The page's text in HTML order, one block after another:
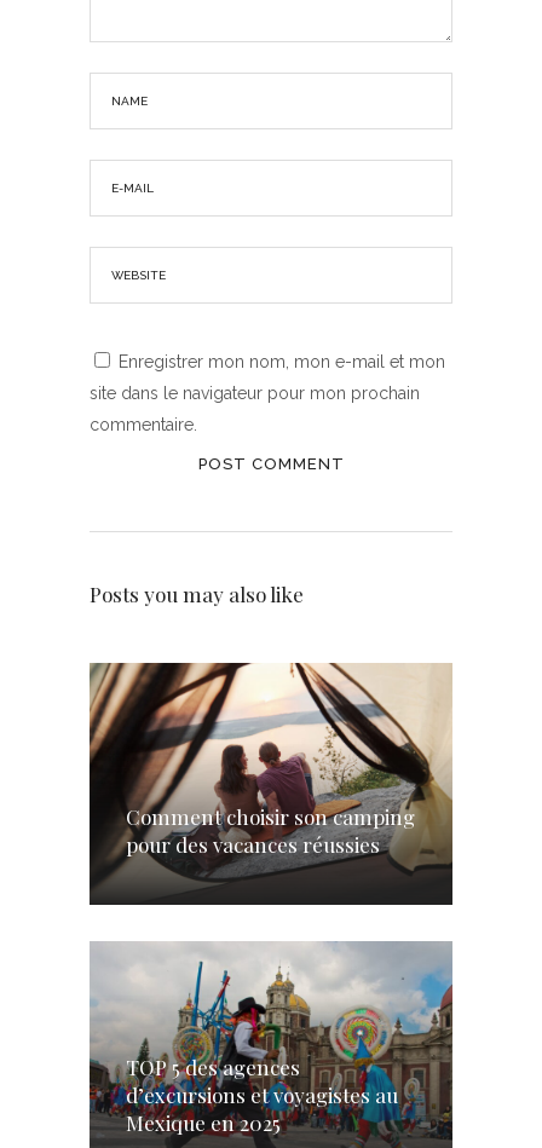
Enregistrer mon nom, mon e-mail et mon
site dans le navigateur pour mon prochain
commentaire.
Posts you may also like
Comment choisir son camping
pour des vacances réussies
TOP 5 des agences
d’excursions et voyagistes au
Mexique en 2025